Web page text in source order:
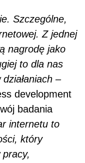
Szczególne,
Z jednej
nagrodę jako
to dla nas
–
development
badania
internetu to
który
pracy,